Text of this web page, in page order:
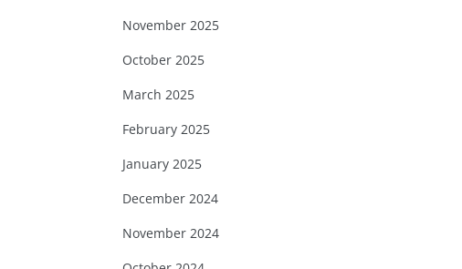
November 2025
October 2025
March 2025
February 2025
January 2025
December 2024
November 2024